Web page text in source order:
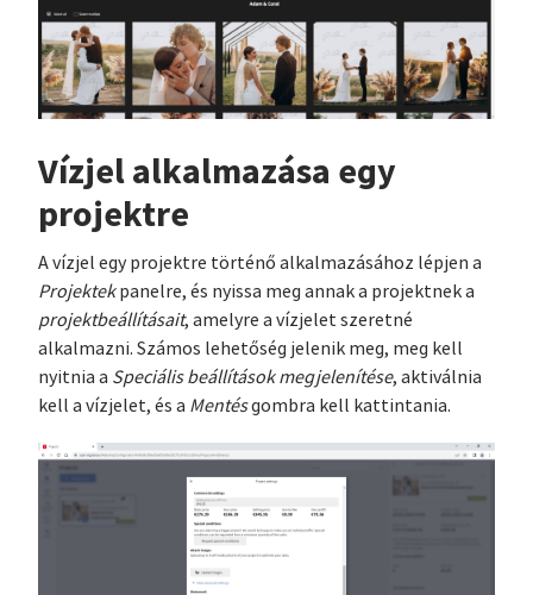
Vízjel alkalmazása egy
projektre
A vízjel egy projektre történő alkalmazásához lépjen a
Projektekpanelre, és nyissa meg annak a projektnek a
projektbeállításait, amelyre a vízjelet szeretné
alkalmazni. Számos lehetőség jelenik meg, meg kell
nyitnia a Speciális beállítások megjelenítése, aktiválnia
kell a vízjelet, és a Mentésgombra kell kattintania.